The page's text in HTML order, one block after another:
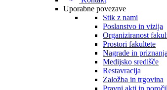
Uporabne povezave
Stik z nami
Poslanstvo in vizija
Organiziranost
Prostori fakultete
Nagrade in priznanja
Medijsko središče
Restavracija
Založba in trgovina
Pravni akti in